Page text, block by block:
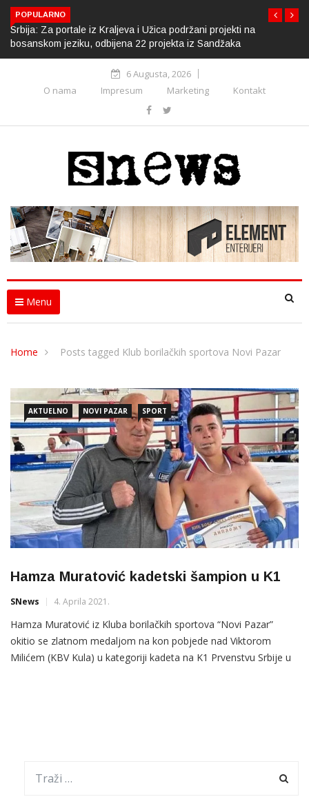
POPULARNO
Srbija: Za portale iz Kraljeva i Užica podržani projekti na
bosanskom jeziku, odbijena 22 projekta iz Sandžaka
6 Augusta, 2026
O nama
Impresum Marketing Kontakt
Menu
Home Posts tagged Klub borilačkih sportova Novi Pazar
AKTUELNO NOVI PAZAR SPORT
Hamza Muratović kadetski šampion u K1
SNews 4. Aprila 2021.
Hamza Muratović iz Kluba borilačkih sportova “Novi Pazar”
okitio se zlatnom medaljom na kon pobjede nad Viktorom
Milićem (KBV Kula) u kategoriji kadeta na K1 Prvenstvu Srbije u